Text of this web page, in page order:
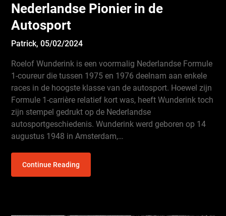
Nederlandse Pionier in de
Autosport
Patrick,05/02/2024
Roelof Wunderink is een voormalig Nederlandse Formule
1-coureur die tussen 1975 en 1976 deelnam aan enkele
races in de hoogste klasse van de autosport. Hoewel zijn
Formule 1-carrière relatief kort was, heeft Wunderink toch
zijn stempel gedrukt op de Nederlandse
autosportgeschiedenis. Wunderink werd geboren op 14
augustus 1948 in Amsterdam,…
Continue Reading